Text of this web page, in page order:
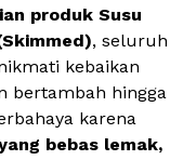
produk Susu
Skimmed), seluruh
kebaikan
bertambah hingga
karena
bebas lemak,